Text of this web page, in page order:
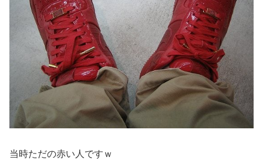
当時ただの赤い人ですｗ